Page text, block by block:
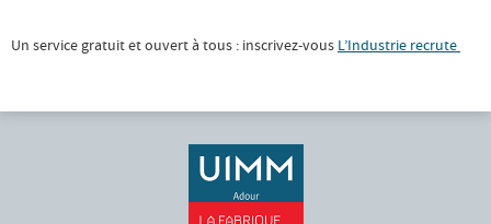
Un service gratuit et ouvert à tous : inscrivez-vous L’Industrie recrute